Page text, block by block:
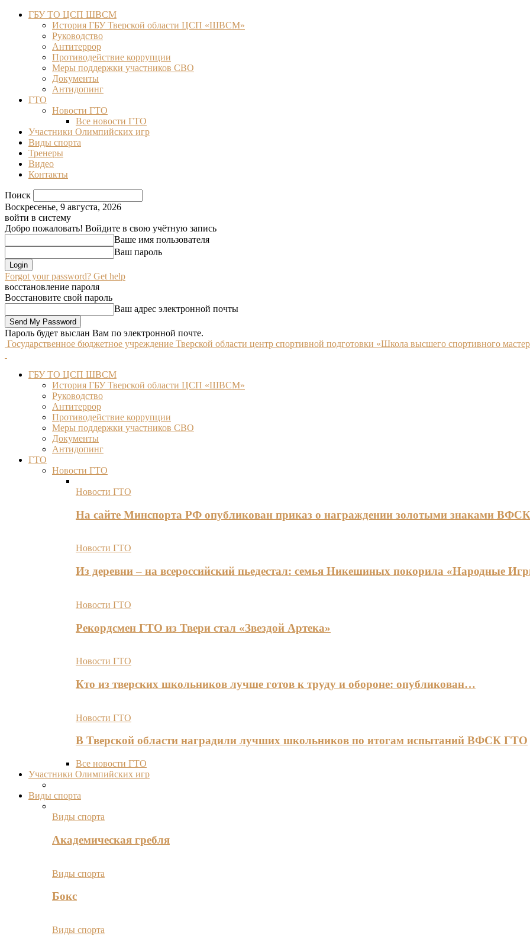
ГБУ ТО ЦСП ШВСМ
История ГБУ Тверской области ЦСП «ШВСМ»
Руководство
Антитеррор
Противодействие коррупции
Меры поддержки участников СВО
Документы
Антидопинг
ГТО
Новости ГТО
Все новости ГТО
Участники Олимпийских игр
Виды спорта
Тренеры
Видео
Контакты
Поиск
Воскресенье, 9 августа, 2026
войти в систему
Добро пожаловать! Войдите в свою учётную запись
Ваше имя пользователя
Ваш пароль
Forgot your password? Get help
восстановление пароля
Восстановите свой пароль
Ваш адрес электронной почты
Пароль будет выслан Вам по электронной почте.
Государственное бюджетное учреждение Тверской области центр спортивной подготовки «Школа высшего спортивного
ГБУ ТО ЦСП ШВСМ
История ГБУ Тверской области ЦСП «ШВСМ»
Руководство
Антитеррор
Противодействие коррупции
Меры поддержки участников СВО
Документы
Антидопинг
ГТО
Новости ГТО
Новости ГТО
На сайте Минспорта РФ опубликован приказ о награждении золотыми знаками
Новости ГТО
Из деревни – на всероссийский пьедестал: семья Никешиных покорила «Народные
Новости ГТО
Рекордсмен ГТО из Твери стал «Звездой Артека»
Новости ГТО
Кто из тверских школьников лучше готов к труду и обороне: опубликован…
Новости ГТО
В Тверской области наградили лучших школьников по итогам испытаний ВФСК ГТО
Все новости ГТО
Участники Олимпийских игр
Виды спорта
Виды спорта
Академическая гребля
Виды спорта
Бокс
Виды спорта